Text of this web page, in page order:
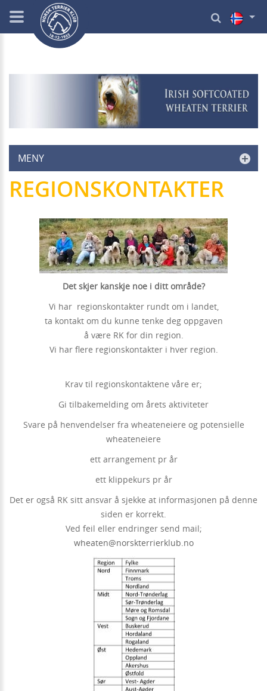
MENY
REGIONSKONTAKTER
Det skjer kanskje noe i ditt område?
Vi har regionskontakter rundt om i landet,
ta kontakt om du kunne tenke deg oppgaven
å være RK for din region.
Vi har flere regionskontakter i hver region.
Krav til regionskontaktene våre er;
Gi tilbakemelding om årets aktiviteter
Svare på henvendelser fra wheateneiere og potensielle
wheateneiere
ett arrangement pr år
ett klippekurs pr år
Det er også RK sitt ansvar å sjekke at informasjonen på denne
siden er korrekt.
Ved feil eller endringer send mail;
wheaten@norskterrierklub.no